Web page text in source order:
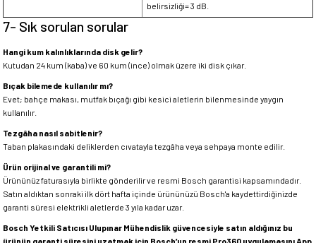
belirsizliği= 3 dB.
7- Sık sorulan sorular
Hangi kum kalınlıklarında disk gelir?
Kutudan 24 kum (kaba) ve 60 kum (ince) olmak üzere iki disk çıkar.
Bıçak bilemede kullanılır mı?
Evet; bahçe makası, mutfak bıçağı gibi kesici aletlerin bilenmesinde yaygın
kullanılır.
Tezgâha nasıl sabitlenir?
Taban plakasındaki deliklerden cıvatayla tezgâha veya sehpaya monte edilir.
Ürün orijinal ve garantili mi?
Ürününüz faturasıyla birlikte gönderilir ve resmi Bosch garantisi kapsamındadır.
Satın aldıktan sonraki ilk dört hafta içinde ürününüzü Bosch'a kaydettirdiğinizde
garanti süresi elektrikli aletlerde 3 yıla kadar uzar.
Bosch Yetkili Satıcısı Ulupınar Mühendislik güvencesiyle satın aldığınız bu
ürünün garanti süresini uzatmak için Bosch’un resmi Pro360 uygulamasını App